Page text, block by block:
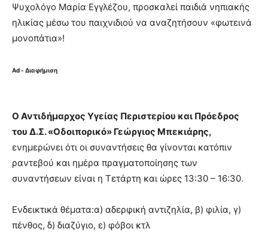
Ψυχολόγο Μαρία Εγγλέζου, προσκαλεί παιδιά νηπιακής
ηλικίας μέσω του παιχνιδιού να αναζητήσουν «φωτεινά
μονοπάτια»!
Ad - Διαφήμιση
Ο Αντιδήμαρχος Υγείας Περιστερίου και Πρόεδρος
του Δ.Σ. «Οδοιπορικό» Γεώργιος Μπεκιάρης,
ενημερώνει ότι οι συναντήσεις θα γίνονται κατόπιν
ραντεβού και ημέρα πραγματοποίησης των
συναντήσεων είναι η Τετάρτη και ώρες 13:30 – 16:30.
Ενδεικτικά θέματα:α) αδερφική αντιζηλία, β) φιλία, γ)
πένθος, δ) διαζύγιο, ε) φόβοι κτλ